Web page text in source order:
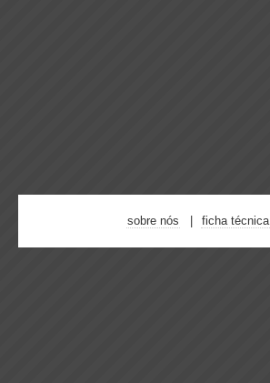
sobre nós ficha técnica